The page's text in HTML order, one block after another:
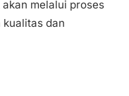
melalui proses
kualitas dan